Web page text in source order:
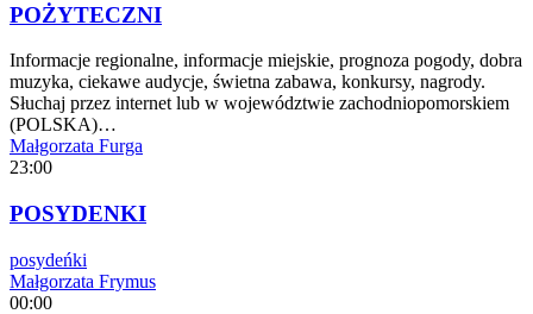
POŻYTECZNI
Informacje regionalne, informacje miejskie, prognoza pogody, dobra
muzyka, ciekawe audycje, świetna zabawa, konkursy, nagrody.
Słuchaj przez internet lub w województwie zachodniopomorskiem
(POLSKA)…
Małgorzata Furga
23:00
POSYDENKI
posydeńki
Małgorzata Frymus
00:00